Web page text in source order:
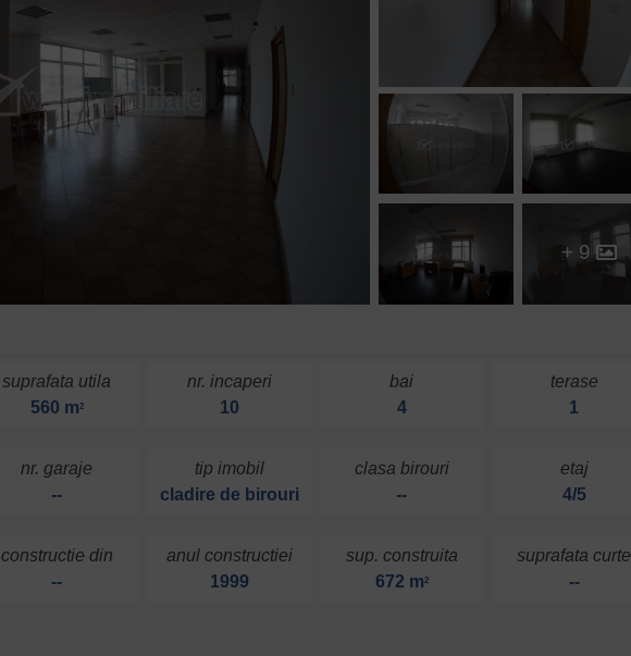
+ 9
suprafata utila
560 m2
nr. incaperi
10
bai
4
terase
1
nr. garaje
--
tip imobil
cladire de birouri
clasa birouri
--
etaj
4/5
constructie din
--
anul constructiei
1999
sup. construita
672 m2
suprafata curte
--